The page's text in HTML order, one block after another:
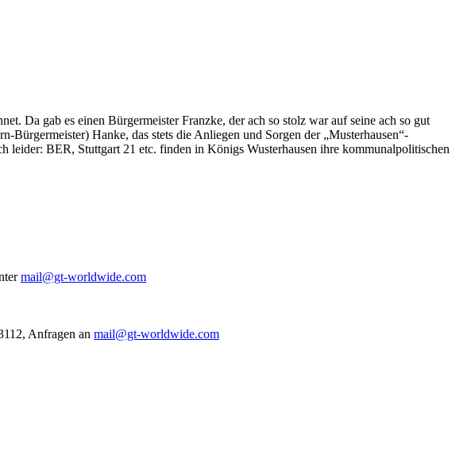
Da gab es einen Bürgermeister Franzke, der ach so stolz war auf seine ach so gut
Hanke, das stets die Anliegen und Sorgen der „Musterhausen“-
BER, Stuttgart 21 etc. finden in Königs Wusterhausen ihre kommunalpolitischen
mail@gt-worldwide.com
Anfragen an mail@gt-worldwide.com